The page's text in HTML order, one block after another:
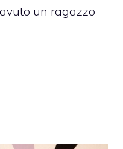
un ragazzo